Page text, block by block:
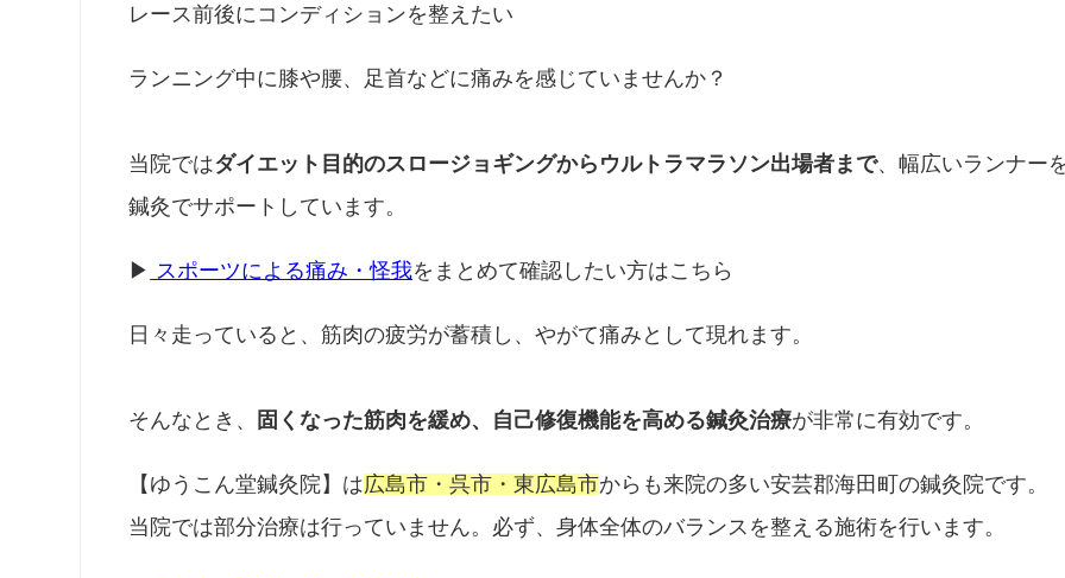
レース前後にコンディションを整えたい
ランニング中に膝や腰、足首などに痛みを感じていませんか？
当院ではダイエット目的のスロージョギングからウルトラマラソン出場者まで、幅広いランナー
鍼灸でサポートしています。
▶ スポーツによる痛み・怪我をまとめて確認したい方はこちら
日々走っていると、筋肉の疲労が蓄積し、やがて痛みとして現れます。
そんなとき、 固くなった筋肉を緩め、自己修復機能を高める鍼灸治療が非常に有効です。
【ゆうこん堂鍼灸院】は広島市・呉市・東広島市からも来院の多い安芸郡海田町の鍼灸院です。
当院では部分治療は行っていません。必ず、身体全体のバランスを整える施術を行います。